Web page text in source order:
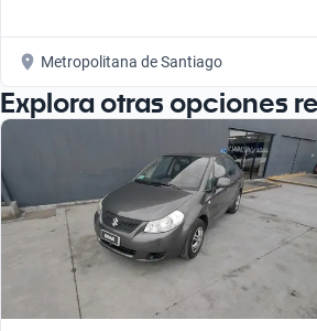
Metropolitana de Santiago
Explora otras opciones